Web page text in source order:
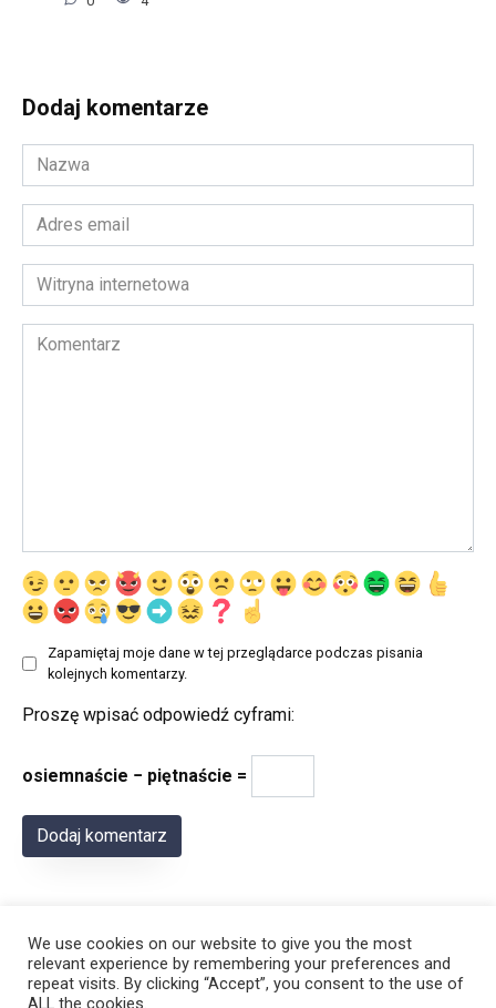
Dodaj komentarze
Nazwa
*
Adres
email
*Witryna
internetowa
Komentarz
Zapamiętaj moje dane w tej przeglądarce podczas pisania
kolejnych komentarzy.
Proszę wpisać odpowiedź cyframi:
osiemnaście − piętnaście =
We use cookies on our website to give you the most
relevant experience by remembering your preferences and
repeat visits. By clicking “Accept”, you consent to the use of
ALL the cookies.